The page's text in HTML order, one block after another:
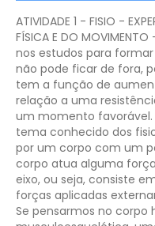
ATIVIDADE 1 - FISIO -
FÍSICA E DO
nos estudos para
não pode ficar de fora,
tem a função de
relação a uma
um momento favorável.
tema conhecido dos
por um corpo com um
corpo atua alguma
eixo, ou seja, consiste
forças aplicadas
Se pensarmos no